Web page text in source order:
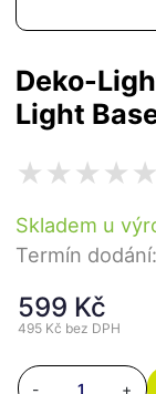
Deko-
Light
Skladem u
Termín
599 Kč
495 Kč bez DPH
- +